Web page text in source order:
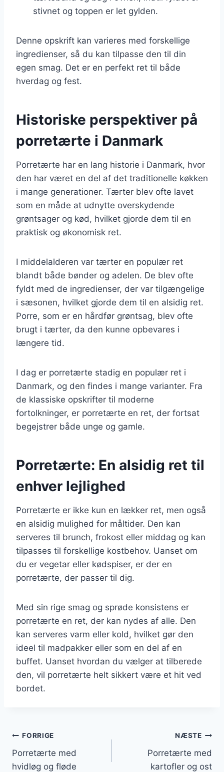
stivnet og toppen er let gylden.
Denne opskrift kan varieres med forskellige
ingredienser, så du kan tilpasse den til din
egen smag. Det er en perfekt ret til både
hverdag og fest.
Historiske perspektiver på
porretærte i Danmark
Porretærte har en lang historie i Danmark, hvor
den har været en del af det traditionelle køkken
i mange generationer. Tærter blev ofte lavet
som en måde at udnytte overskydende
grøntsager og kød, hvilket gjorde dem til en
praktisk og økonomisk ret.
I middelalderen var tærter en populær ret
blandt både bønder og adelen. De blev ofte
fyldt med de ingredienser, der var tilgængelige
i sæsonen, hvilket gjorde dem til en alsidig ret.
Porre, som er en hårdfør grøntsag, blev ofte
brugt i tærter, da den kunne opbevares i
længere tid.
I dag er porretærte stadig en populær ret i
Danmark, og den findes i mange varianter. Fra
de klassiske opskrifter til moderne
fortolkninger, er porretærte en ret, der fortsat
begejstrer både unge og gamle.
Porretærte: En alsidig ret til
enhver lejlighed
Porretærte er ikke kun en lækker ret, men også
en alsidig mulighed for måltider. Den kan
serveres til brunch, frokost eller middag og kan
tilpasses til forskellige kostbehov. Uanset om
du er vegetar eller kødspiser, er der en
porretærte, der passer til dig.
Med sin rige smag og sprøde konsistens er
porretærte en ret, der kan nydes af alle. Den
kan serveres varm eller kold, hvilket gør den
ideel til madpakker eller som en del af en
buffet. Uanset hvordan du vælger at tilberede
den, vil porretærte helt sikkert være et hit ved
bordet.
Indlægsnavigation
FORRIGE
Porretærte med
hvidløg og fløde
NÆSTE
Porretærte med
kartofler og ost